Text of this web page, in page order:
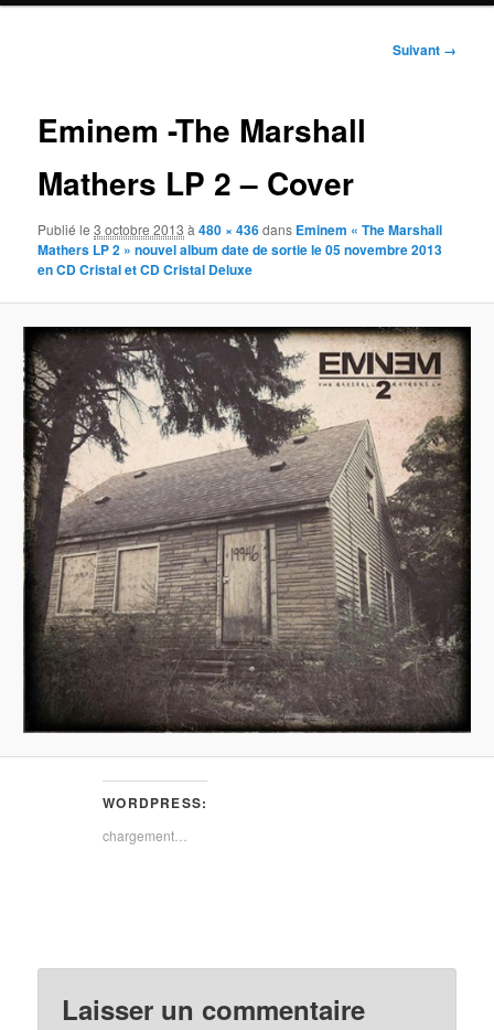
Navigation
Suivant →
Eminem -The Marshall
Mathers LP 2 – Cover
Publié le3 octobre 2013 à480 × 436dans Eminem « The Marshall
Mathers LP 2 » nouvel album date de sortie le 05 novembre 2013
en CD Cristal et CD Cristal Deluxe
WORDPRESS:
chargement…
Laisser un commentaire